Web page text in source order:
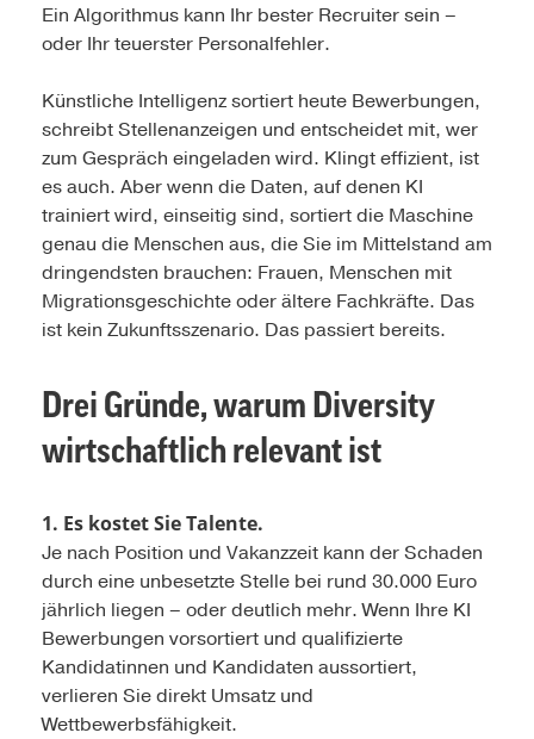
Ein Algorithmus kann Ihr bester Recruiter sein –
oder Ihr teuerster Personalfehler.
Künstliche Intelligenz sortiert heute Bewerbungen,
schreibt Stellenanzeigen und entscheidet mit, wer
zum Gespräch eingeladen wird. Klingt effizient, ist
es auch. Aber wenn die Daten, auf denen KI
trainiert wird, einseitig sind, sortiert die Maschine
genau die Menschen aus, die Sie im Mittelstand am
dringendsten brauchen: Frauen, Menschen mit
Migrationsgeschichte oder ältere Fachkräfte. Das
ist kein Zukunftsszenario. Das passiert bereits.
Drei Gründe, warum Diversity
wirtschaftlich relevant ist
1. Es kostet Sie Talente.
Je nach Position und Vakanzzeit kann der Schaden
durch eine unbesetzte Stelle bei rund 30.000 Euro
jährlich liegen – oder deutlich mehr. Wenn Ihre KI
Bewerbungen vorsortiert und qualifizierte
Kandidatinnen und Kandidaten aussortiert,
verlieren Sie direkt Umsatz und
Wettbewerbsfähigkeit.